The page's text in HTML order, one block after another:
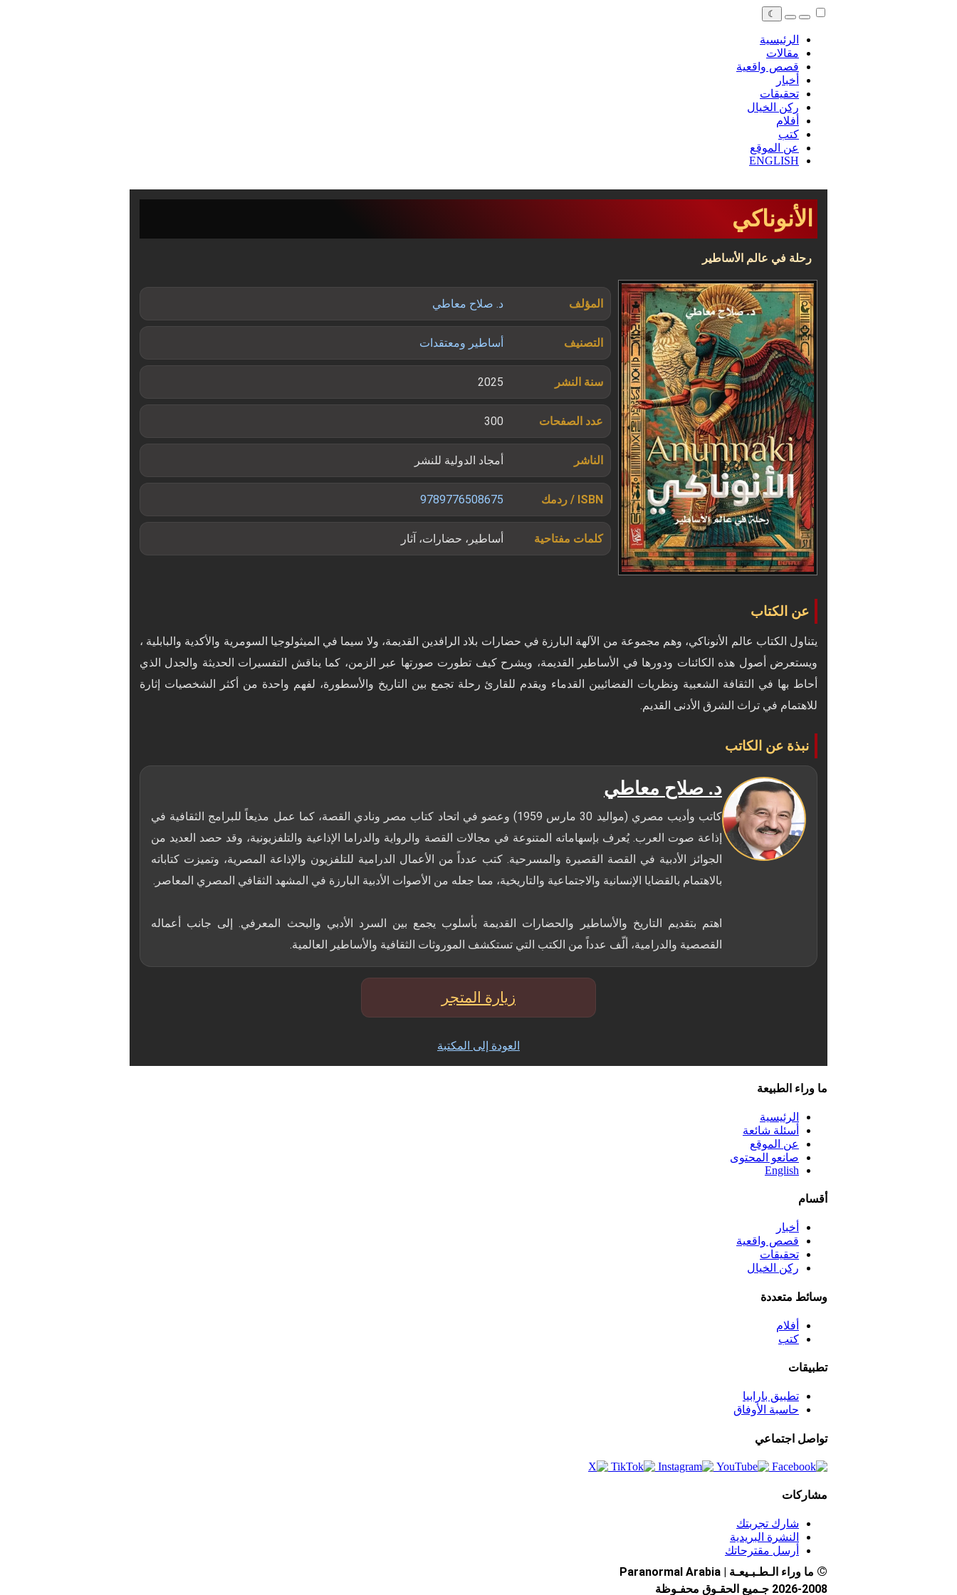
☾
الرئيسية
مقالات
قصص واقعية
أخبار
تحقيقات
ركن الخيال
أفلام
كتب
عن الموقع
ENGLISH
الأنوناكي
رحلة في عالم الأساطير
المؤلف د. صلاح معاطي
التصنيف أساطير ومعتقدات
سنة النشر 2025
عدد الصفحات 300
الناشر أمجاد الدولية للنشر
ISBN / ردمك 9789776508675
كلمات مفتاحية أساطير، حضارات، آثار
عن الكتاب
يتناول الكتاب عالم الأنوناكي، وهم مجموعة من الآلهة البارزة في حضارات بلاد الرافدين القديمة، ولا سيما في الميثولوجيا السومرية والأكدية والبابلية ،
ويستعرض أصول هذه الكائنات ودورها في الأساطير القديمة، ويشرح كيف تطورت صورتها عبر الزمن، كما يناقش التفسيرات الحديثة والجدل الذي
أحاط بها في الثقافة الشعبية ونظريات الفضائيين القدماء ويقدم للقارئ رحلة تجمع بين التاريخ والأسطورة، لفهم واحدة من أكثر الشخصيات إثارة
للاهتمام في تراث الشرق الأدنى القديم.
نبذة عن الكاتب
د. صلاح معاطي
كاتب وأديب مصري (مواليد 30 مارس 1959) وعضو في اتحاد كتاب مصر ونادي القصة، كما عمل مذيعاً للبرامج الثقافية في
إذاعة صوت العرب. يُعرف بإسهاماته المتنوعة في مجالات القصة والرواية والدراما الإذاعية والتلفزيونية، وقد حصد العديد من
الجوائز الأدبية في القصة القصيرة والمسرحية. كتب عدداً من الأعمال الدرامية للتلفزيون والإذاعة المصرية، وتميزت كتاباته
اهتم بتقديم التاريخ والأساطير والحضارات القديمة بأسلوب يجمع بين السرد الأدبي والبحث المعرفي. إلى جانب أعماله
القصصية والدرامية، ألّف عدداً من الكتب التي تستكشف الموروثات الثقافية والأساطير العالمية.
زيارة المتجر
العودة إلى المكتبة
ما وراء الطبيعة
الرئيسية
أسئلة شائعة
عن الموقع
صانعو المحتوى
English
أقسام
أخبار
قصص واقعية
تحقيقات
ركن الخيال
وسائط متعددة
أفلام
كتب
تطبيقات
تطبيق بارابيا
حاسبة الأوفاق
تواصل اجتماعي
مشاركات
شارك تجربتك
النشرة البريدية
أرسل مقترحاتك
© ما وراء الـطـبـيعـة | Paranormal Arabia
2026-2008 جـميع الحقـوق محفـوظة